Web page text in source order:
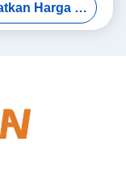
Shelf Life 24 Bulan
Dapatkan Harga Terbaik